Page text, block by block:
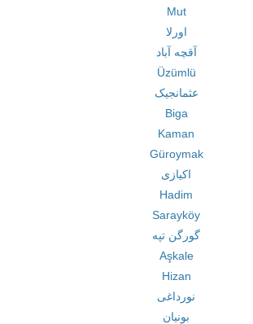
Mut
اورلا
آقچه آباد
Üzümlü
عثمانجیک
Biga
Kaman
Güroymak
اکیازی
Hadim
Sarayköy
گورگن تپه
Aşkale
Hizan
نورداغی
بونیان